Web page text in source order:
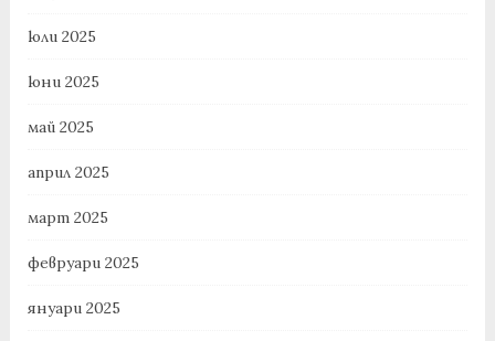
юли 2025
юни 2025
май 2025
април 2025
март 2025
февруари 2025
януари 2025